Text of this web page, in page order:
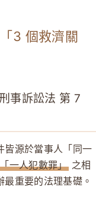
3 個救濟關
事訴訟法 第 7
皆源於當事人「同一
「一人犯數罪」之相
重要的法理基礎。